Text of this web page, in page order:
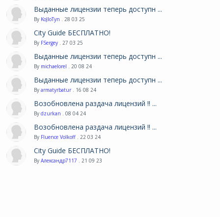
Выданные лицензии теперь доступн ...
By KoJIoTyn . 28 03 25
City Guide БЕСПЛАТНО!
By FSergey . 27 03 25
Выданные лицензии теперь доступн ...
By michaelorel . 20 08 24
Выданные лицензии теперь доступн ...
By armatyrbatur . 16 08 24
Возобновлена раздача лицензий !! ...
By dzurkan . 08 04 24
Возобновлена раздача лицензий !! ...
By Fluence Volkoff . 22 03 24
City Guide БЕСПЛАТНО!
By Александр7117 . 21 09 23